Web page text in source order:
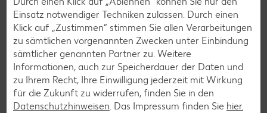
Einsatz notwendiger Techniken zulassen. Durch einen
Klick auf „Zustimmen“ stimmen Sie allen Verarbeitungen
zu sämtlichen vorgenannten Zwecken unter Einbindung
sämtlicher genannten Partner zu. Weitere
Informationen, auch zur Speicherdauer der Daten und
zu Ihrem Recht, Ihre Einwilligung jederzeit mit Wirkung
für die Zukunft zu widerrufen, finden Sie in den
Datenschutzhinweisen. Das Impressum finden Sie hier.